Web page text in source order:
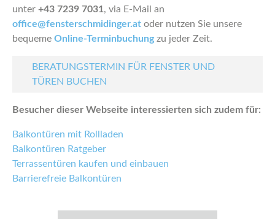
unter +43 7239 7031, via E-Mail an
office@fensterschmidinger.at oder nutzen Sie unsere
bequeme Online-Terminbuchungzu jeder Zeit.
BERATUNGSTERMIN FÜR FENSTER UND
TÜREN BUCHEN
Besucher dieser Webseite interessierten sich zudem für:
Balkontüren mit Rollladen
Balkontüren Ratgeber
Terrassentüren kaufen und einbauen
Barrierefreie Balkontüren